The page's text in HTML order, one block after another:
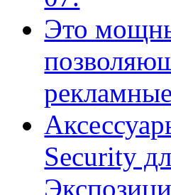
Это
Security